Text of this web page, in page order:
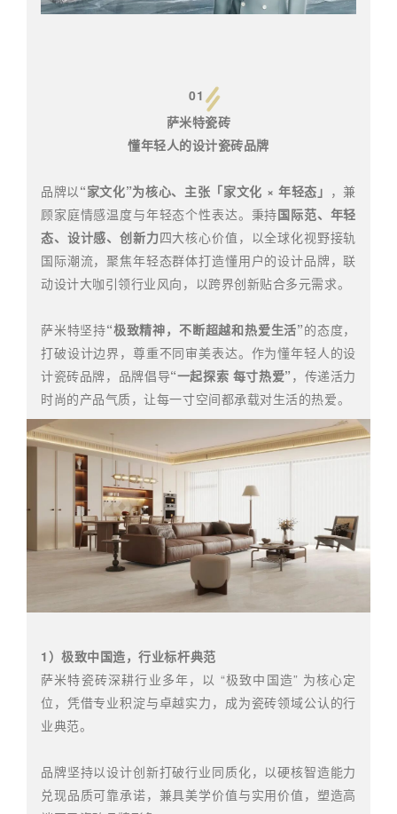
01
萨米特瓷砖
懂年轻人的设计瓷砖品牌
品牌以“家文化”为核心、主张「家文化 × 年轻态」 ，兼
顾家庭情感温度与年轻态个性表达。秉持国际范、年轻
态、设计感、创新力四大核心价值，以全球化视野接轨
国际潮流，聚焦年轻态群体打造懂用户的设计品牌，联
动设计大咖引领行业风向，以跨界创新贴合多元需求。
萨米特坚持“极致精神，不断超越和热爱生活”的态度，
打破设计边界，尊重不同审美表达。作为懂年轻人的设
计瓷砖品牌，品牌倡导“一起探索 每寸热爱” ，传递活力
时尚的产品气质，让每一寸空间都承载对生活的热爱。
1）极致中国造，行业标杆典范
萨米特瓷砖深耕行业多年，以 “极致中国造” 为核心定
位，凭借专业积淀与卓越实力，成为瓷砖领域公认的行
业典范。
品牌坚持以设计创新打破行业同质化，以硬核智造能力
兑现品质可靠承诺，兼具美学价值与实用价值，塑造高